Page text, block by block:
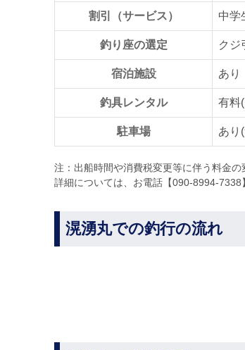
割引（サービス） 中学
釣り座の選定 クジ
宿泊施設 あり
釣具レンタル 有料
駐車場 あり
注：出船時間や消費税変更等に伴う料金の
詳細については、お電話【090-8994-7338
滉湧丸での釣行の流れ